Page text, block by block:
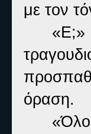
με τον
«Ε;»
όραση.
«Όλο